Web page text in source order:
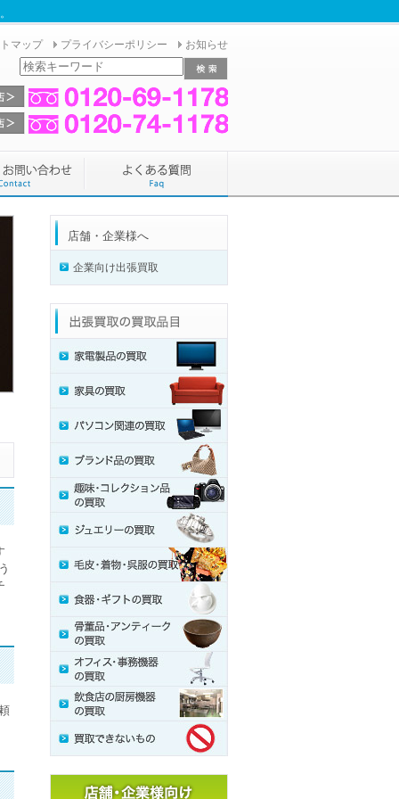
お知らせ
プライバシーポリシー
マップ
店舗・企業様へ
企業向け出張買取
家具の買取
パソコン関連の買取
ブランド品の買取
趣味・コレクション品の買取
ジュエリーの買取
毛皮・着物・呉服の買取
食器・ギフトの買取
骨董品・アンティークの買取
オフィス・事務機器の買取
飲食店の厨房機器の買取